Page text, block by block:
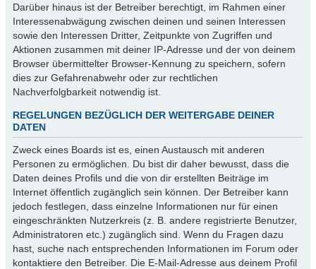
Darüber hinaus ist der Betreiber berechtigt, im Rahmen einer
Interessenabwägung zwischen deinen und seinen Interessen
sowie den Interessen Dritter, Zeitpunkte von Zugriffen und
Aktionen zusammen mit deiner IP-Adresse und der von deinem
Browser übermittelter Browser-Kennung zu speichern, sofern
dies zur Gefahrenabwehr oder zur rechtlichen
Nachverfolgbarkeit notwendig ist.
REGELUNGEN BEZÜGLICH DER WEITERGABE DEINER
DATEN
Zweck eines Boards ist es, einen Austausch mit anderen
Personen zu ermöglichen. Du bist dir daher bewusst, dass die
Daten deines Profils und die von dir erstellten Beiträge im
Internet öffentlich zugänglich sein können. Der Betreiber kann
jedoch festlegen, dass einzelne Informationen nur für einen
eingeschränkten Nutzerkreis (z. B. andere registrierte Benutzer,
Administratoren etc.) zugänglich sind. Wenn du Fragen dazu
hast, suche nach entsprechenden Informationen im Forum oder
kontaktiere den Betreiber. Die E-Mail-Adresse aus deinem Profil